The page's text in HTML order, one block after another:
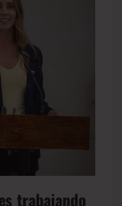
trabajando